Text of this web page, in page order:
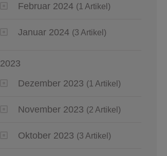
Februar 2024 (1 Artikel)
Januar 2024 (3 Artikel)
2023
Dezember 2023 (1 Artikel)
November 2023 (2 Artikel)
Oktober 2023 (3 Artikel)